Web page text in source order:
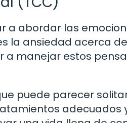
a abordar las
la ansiedad acerca
manejar estos
puede parecer
adecuados